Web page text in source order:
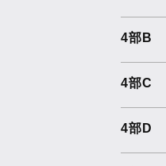
4部B
4部C
4部D